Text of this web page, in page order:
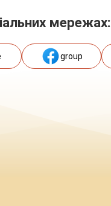
мережах:
group